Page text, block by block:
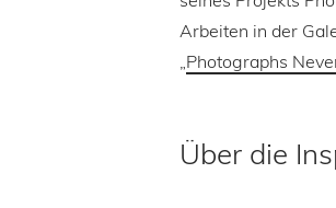
Arbeiten in der
„Photographs
Über die